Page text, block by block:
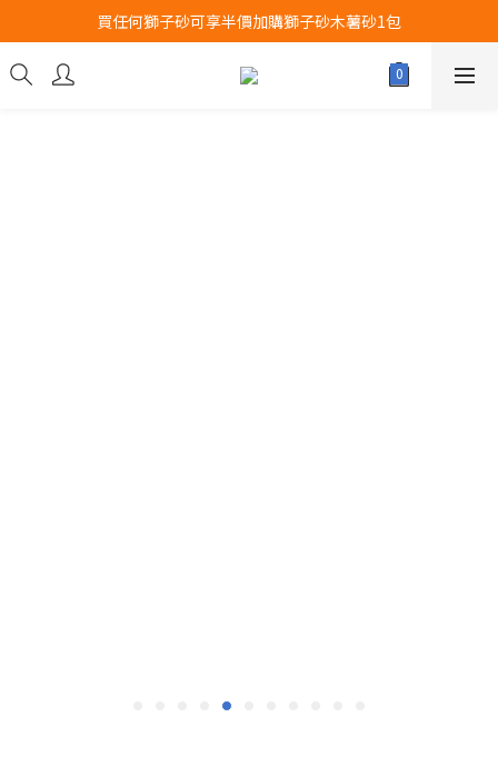
Airbuggy 全線現貨8折！立即點擊火速搶購
買任何獅子砂可享半價加購獅子砂木薯砂1包
Airbuggy 全線現貨8折！立即點擊火速搶購